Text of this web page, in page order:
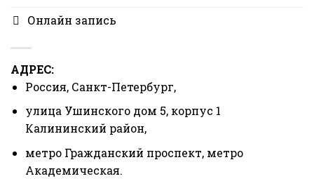
Онлайн запись
АДРЕС:
Россия, Санкт-Петербург,
улица Ушинского дом 5, корпус 1
Калининский район,
метро Гражданский проспект, метро
Академическая.